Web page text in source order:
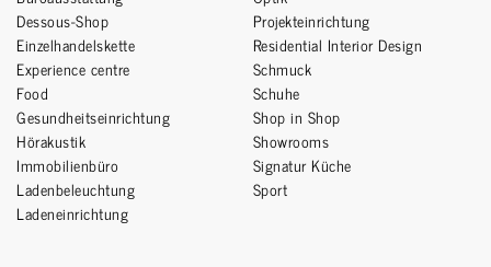
Dessous-Shop
Einzelhandelskette
Experience centre
Food
Gesundheitseinrichtung
Hörakustik
Immobilienbüro
Ladenbeleuchtung
Ladeneinrichtung
Projekteinrichtung
Residential Interior Design
Schmuck
Schuhe
Shop in Shop
Showrooms
Signatur Küche
Sport